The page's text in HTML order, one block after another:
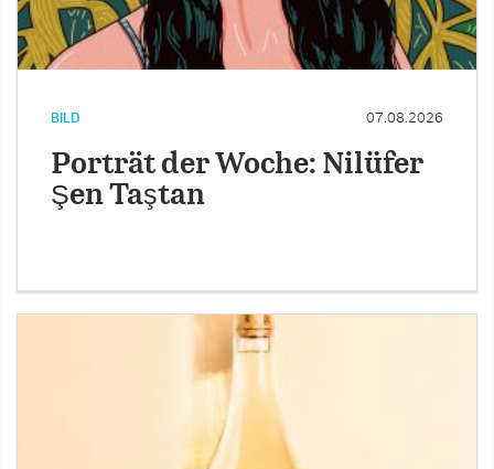
BILD 07.08.2026
Porträt der Woche: Nilüfer
Şen Taştan